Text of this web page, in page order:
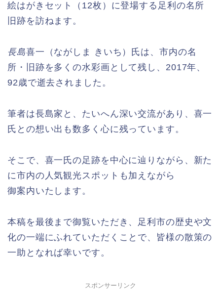
絵はがきセット（12枚）に登場する足利の名所
旧跡を訪ねます。
長島喜一（ながしま きいち）氏は、市内の名
所・旧跡を多くの水彩画として残し、2017年、
92歳で逝去されました。
筆者は長島家と、たいへん深い交流があり、喜一
氏との想い出も数多く心に残っています。
そこで、喜一氏の足跡を中心に辿りながら、新た
に市内の人気観光スポットも加えながら
御案内いたします。
本稿を最後まで御覧いただき、足利市の歴史や文
化の一端にふれていただくことで、皆様の散策の
一助となれば幸いです。
スポンサーリンク